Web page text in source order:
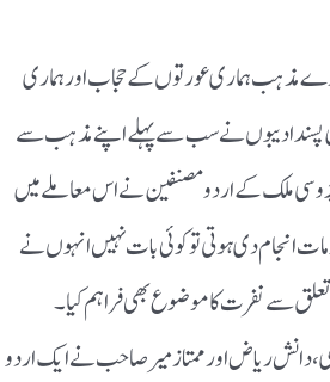
مذہب ہماری عورتوں کے حجاب اور ہماری
ادیبوں نے سب سے پہلے اپنے مذہب سے
ملک کے اردو مصنفین نے اس معاملے میں
انجام دی ہوتی تو کوئی بات نہیں انہوں نے
تعلق سے نفرت کا موضوع بھی فراہم کیا ۔
دانش ریاض اور ممتاز میر صاحب نے ایک اردو